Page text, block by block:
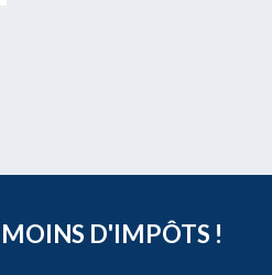
MOINS D'IMPÔTS !